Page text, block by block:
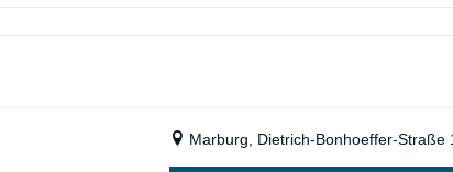
Marburg, Dietrich-Bonhoeffer-Straße